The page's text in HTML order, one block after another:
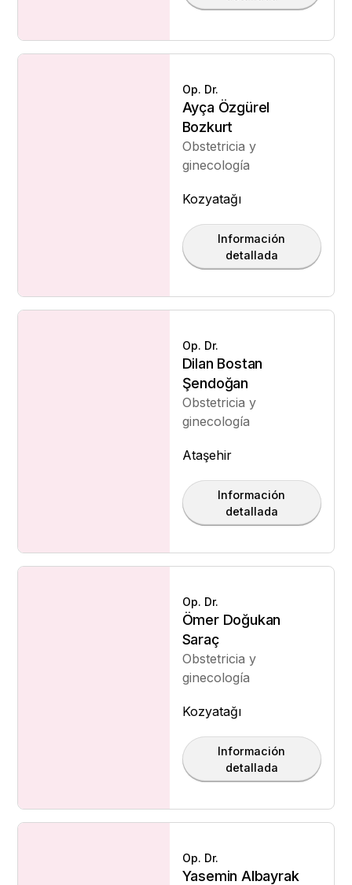
Op. Dr.
Ayça Özgürel
Bozkurt
Obstetricia y
ginecología
Kozyatağı
Información
detallada
Op. Dr.
Dilan Bostan
Şendoğan
Obstetricia y
ginecología
Ataşehir
Información
detallada
Op. Dr.
Ömer Doğukan
Saraç
Obstetricia y
ginecología
Kozyatağı
Información
detallada
Op. Dr.
Yasemin Albayrak